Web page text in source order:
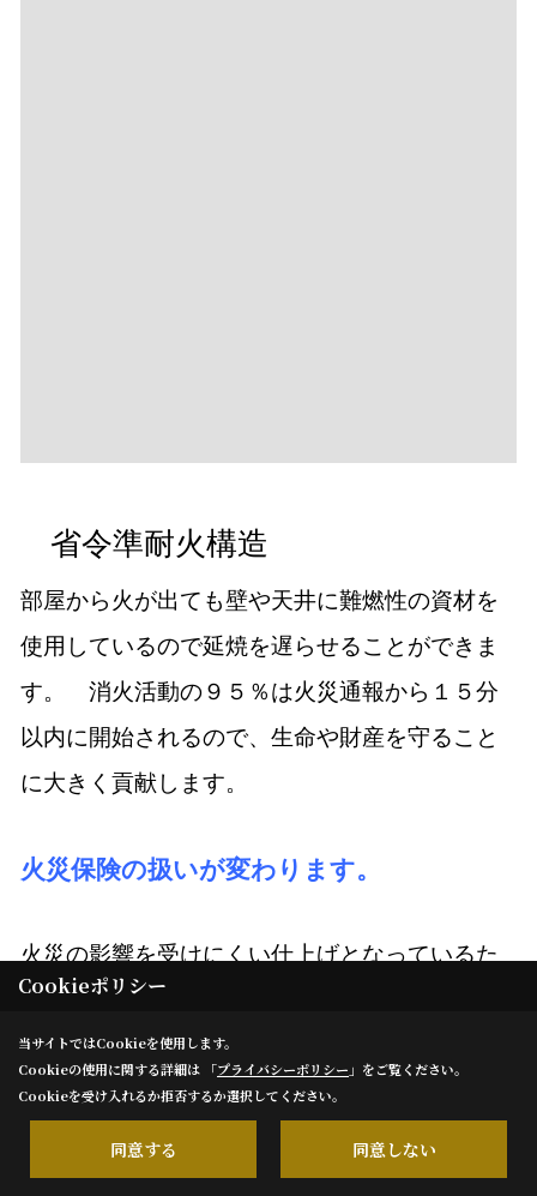
使用しているので延焼を遅らせることができま
す。 消火活動の９５％は火災通報から１５分
以内に開始されるので、生命や財産を守ること
に大きく貢献します。
火災保険の扱いが変わります。
火災の影響を受けにくい仕上げとなっているた
間で掛けた場合、約５５％もお得になります。
Cookieポリシー
当サイトではCookieを使用します。
Cookieの使用に関する詳細は 「プライバシーポリシー 」をご覧ください。
Cookieを受け入れるか拒否するか選択してください。
同意する 同意しない